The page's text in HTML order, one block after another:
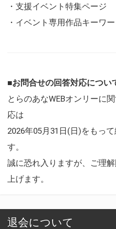
・支援イベント特集ページ
・イベント専用作品キーワ
■お問合せの回答対応につい
とらのあなWEBオンリーに
応は
2026年05月31日(日)をもっ
す。
誠に恐れ入りますが、ご理
上げます。
退会について